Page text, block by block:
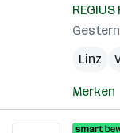
Linz
Merken